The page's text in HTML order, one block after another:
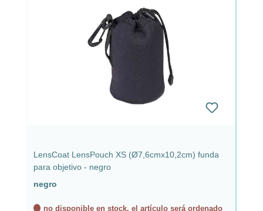
LensCoat LensPouch XS (Ø7,6cmx10,2cm) funda
para objetivo - negro
negro
no disponible en stock, el artículo será ordenado